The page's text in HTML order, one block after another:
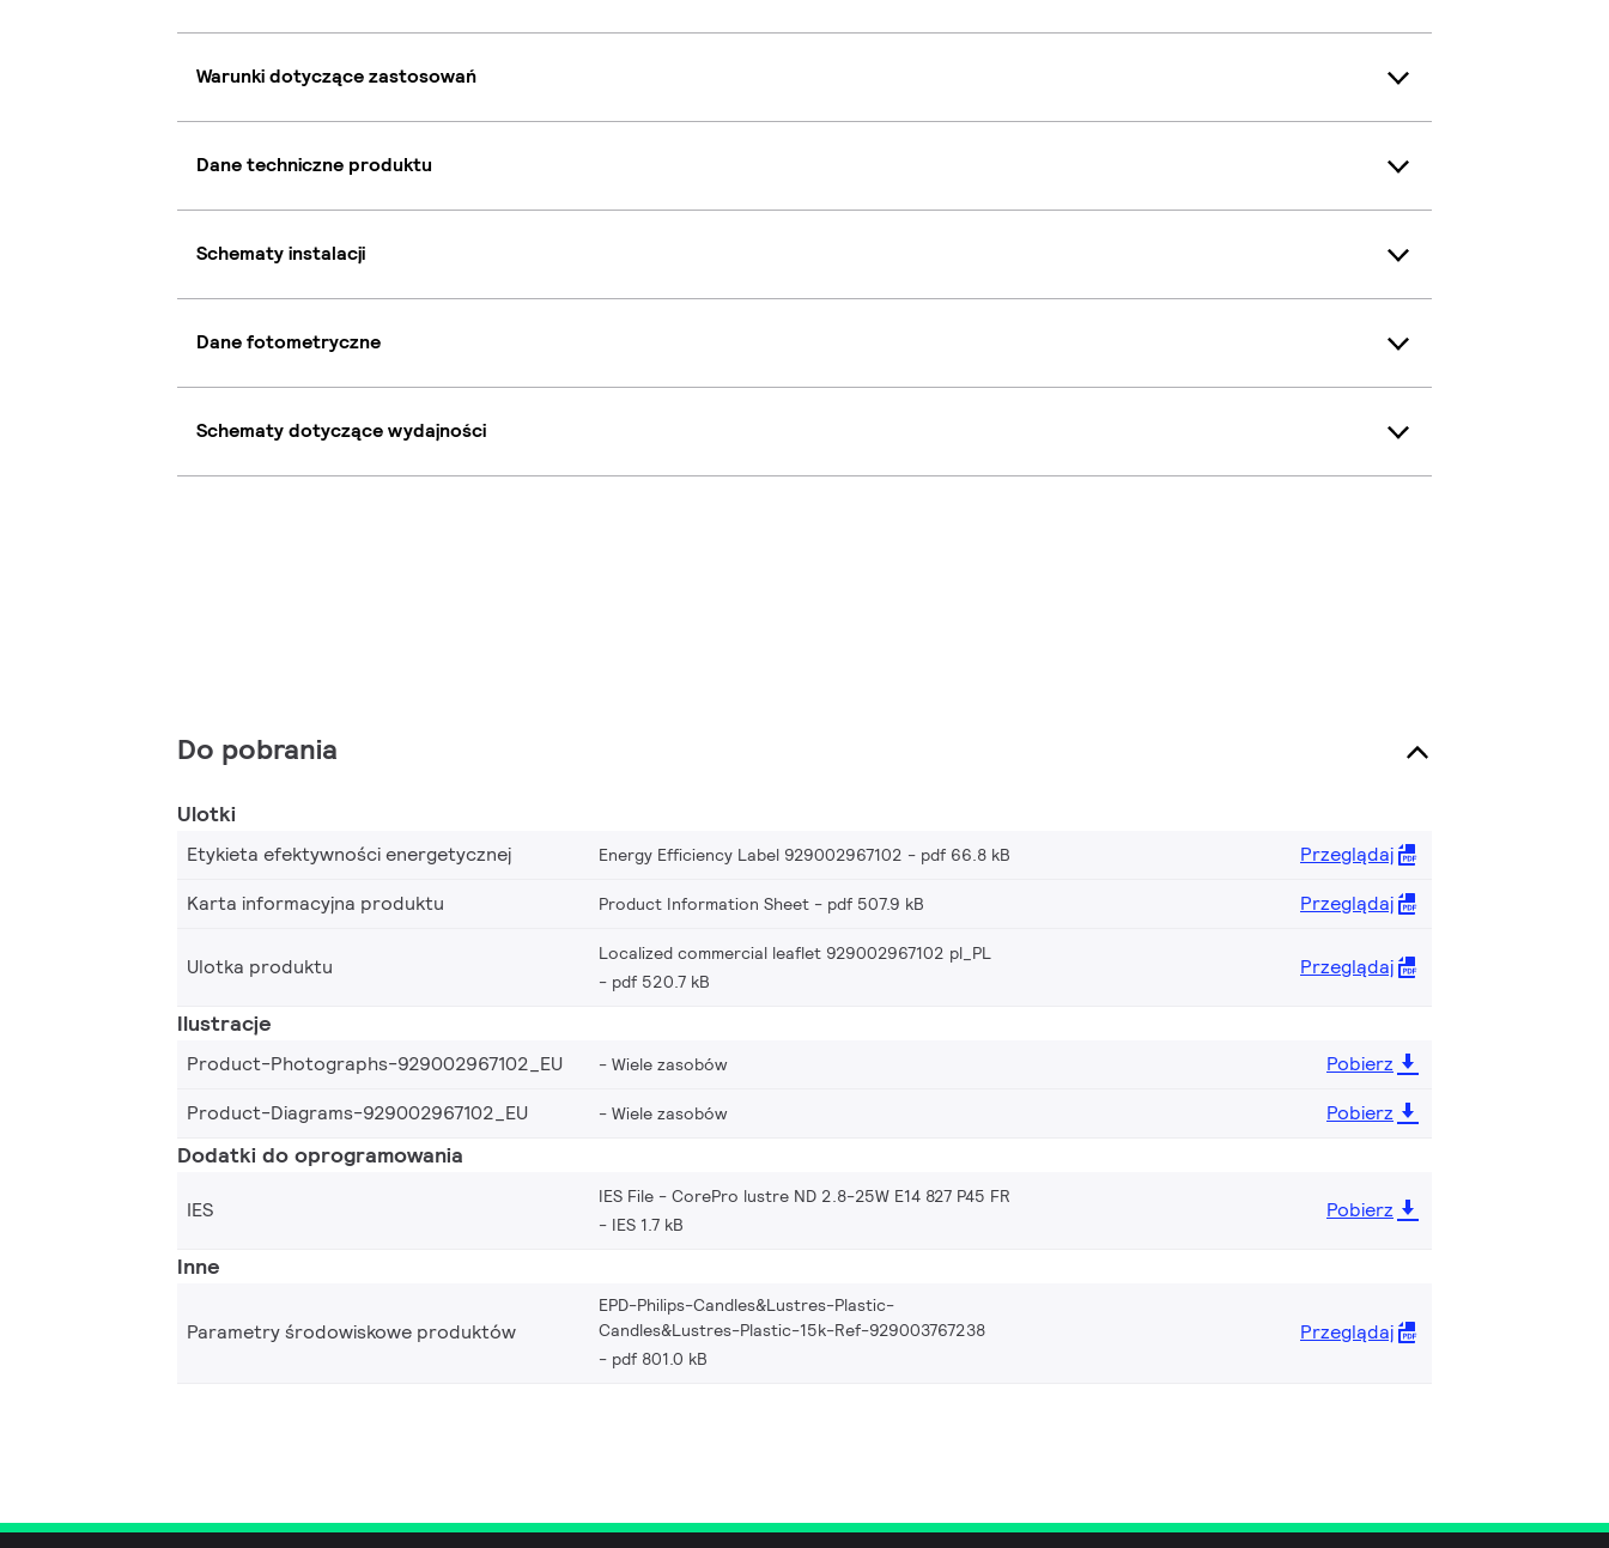
Warunki dotyczące zastosowań
Dane techniczne produktu
Schematy instalacji
Dane fotometryczne
Schematy dotyczące wydajności
Do pobrania
Ulotki
Etykieta efektywności energetycznej Energy Efficiency Label 929002967102 pdf 66.8 kB
Przeglądaj
Karta informacyjna produktu
Product Information Sheet pdf 507.9 kB Przeglądaj
Ulotka produktu
Localized commercial leaflet 929002967102 pl_PL
pdf 520.7 kB
Przeglądaj
Ilustracje
Product-Photographs-929002967102_EU Wiele zasobów
Pobierz
Product-Diagrams-929002967102_EU
Wiele zasobów Pobierz
Dodatki do oprogramowania
IES
IES File - CorePro lustre ND 2.8-25W E14 827 P45 FR
IES 1.7 kB
Pobierz
Inne
Parametry środowiskowe produktów
EPD-Philips-Candles&Lustres-Plastic-
Candles&Lustres-Plastic-15k-Ref-929003767238
pdf 801.0 kB
Przeglądaj